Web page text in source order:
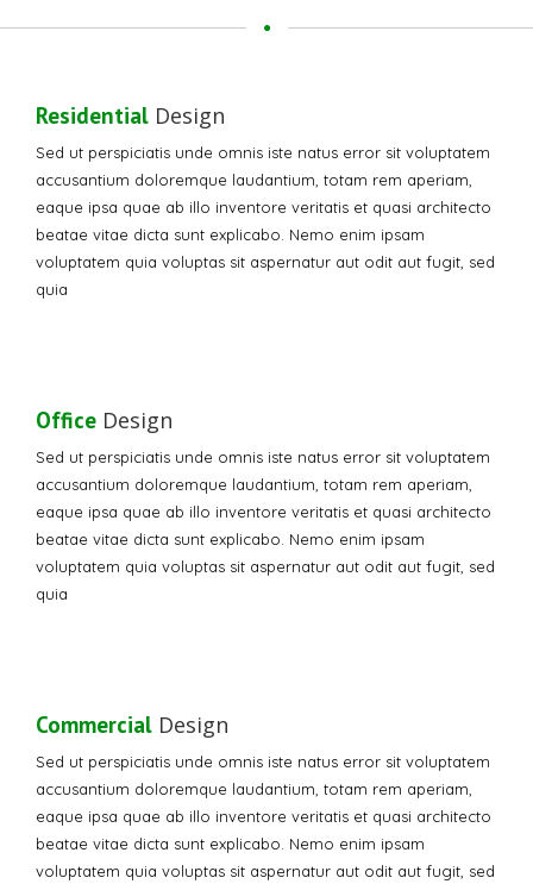
Residential Design
Sed ut perspiciatis unde omnis iste natus error sit voluptatem
accusantium doloremque laudantium, totam rem aperiam,
eaque ipsa quae ab illo inventore veritatis et quasi architecto
beatae vitae dicta sunt explicabo. Nemo enim ipsam
voluptatem quia voluptas sit aspernatur aut odit aut fugit, sed
quia
Office Design
Sed ut perspiciatis unde omnis iste natus error sit voluptatem
accusantium doloremque laudantium, totam rem aperiam,
eaque ipsa quae ab illo inventore veritatis et quasi architecto
beatae vitae dicta sunt explicabo. Nemo enim ipsam
voluptatem quia voluptas sit aspernatur aut odit aut fugit, sed
quia
Commercial Design
Sed ut perspiciatis unde omnis iste natus error sit voluptatem
accusantium doloremque laudantium, totam rem aperiam,
eaque ipsa quae ab illo inventore veritatis et quasi architecto
beatae vitae dicta sunt explicabo. Nemo enim ipsam
voluptatem quia voluptas sit aspernatur aut odit aut fugit, sed